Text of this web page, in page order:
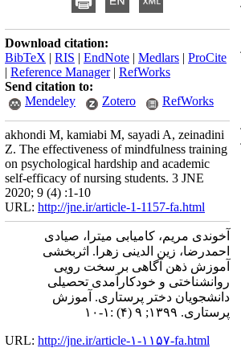
Download citation:
BibTeX | RIS | EndNote | Medlars | ProCite
| Reference Manager| RefWorks
Send citation to:
Mendeley
Zotero RefWorks
akhondi M, kamiabi M, sayadi A, zeinadini
Z. The effectiveness of mindfulness training
on psychological hardship and academic
self-efficacy of nursing students. 3 JNE
2020; 9 (4) :1-10
URL: http://jne.ir/article-1-1157-fa.html
آخوندی مریم، کامیابی میترا، صیادی
احمدرضا، زین الدینی زهرا. اثربخشی
آموزش ذهن آگاهی بر سخت رویی
روانشناختی و خودکارآمدی تحصیلی
دانشجویان دختر پرستاری. آموزش
پرستاری. ۱۳۹۹; ۹ (۴) :۱-۱۰
URL: http://jne.ir/article-۱-۱۱۵۷-fa.html